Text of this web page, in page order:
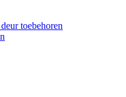
toebehoren